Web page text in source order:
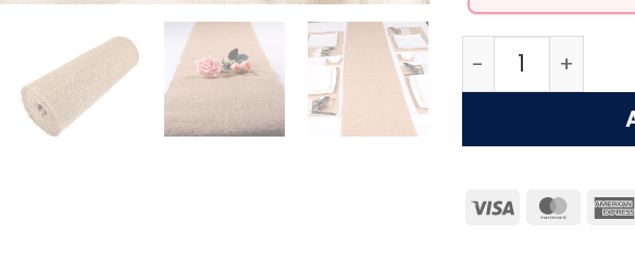
quantité de
Visa